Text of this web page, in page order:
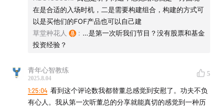
在是合适的入场时机，二是需要构建组合，构建的方式可
以是买他们的FOF产品也可以自己建
草堂种花人
: …是第一次听我们节目？没有股票和基金
投资经验？
青年心智教练
2025.8.04
5
1:25:04 看到这个评论数我都替董总感觉到安慰了。功夫不负
有心人。我从第一次听董总的分享就能真切的感觉到一种历